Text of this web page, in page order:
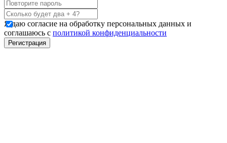
Я даю согласие на обработку персональных данных и
соглашаюсь с политикой конфиденциальности
Регистрация